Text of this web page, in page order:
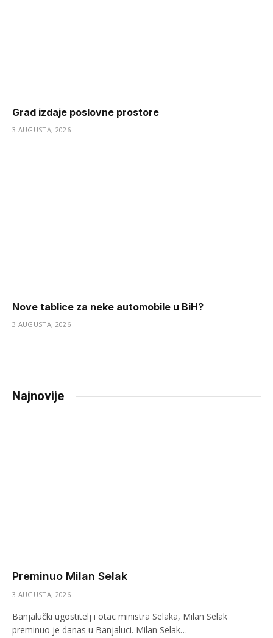
Grad izdaje poslovne prostore
3 AUGUSTA, 2026
Nove tablice za neke automobile u BiH?
3 AUGUSTA, 2026
Najnovije
Preminuo Milan Selak
3 AUGUSTA, 2026
Banjalučki ugostitelj i otac ministra Selaka, Milan Selak
preminuo je danas u Banjaluci. Milan Selak…